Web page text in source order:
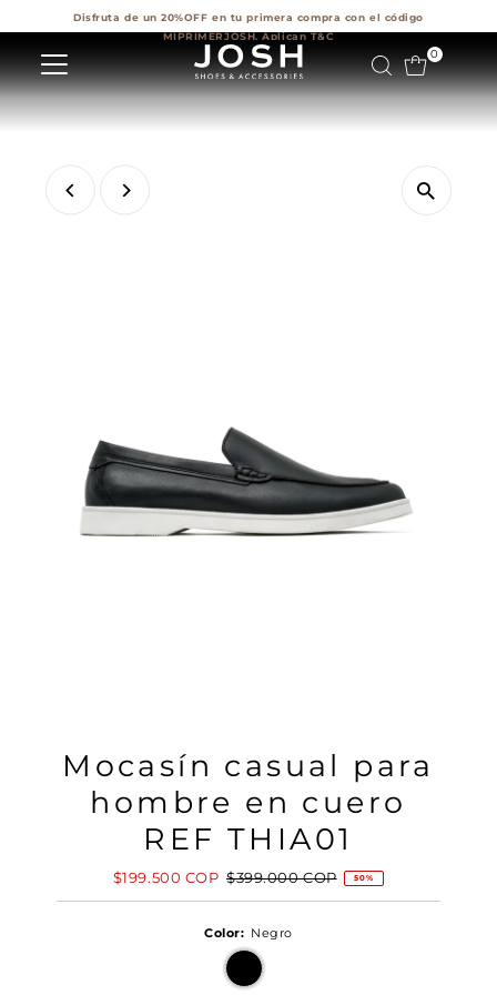
Disfruta de un 20%OFF en tu primera compra con el código
MIPRIMERJOSH. Aplican T&C
0
Mocasín casual para
hombre en cuero
REF THIA01
Precio
de
$199.500 COP Precio
normal
$399.000 COP 50%
Color: Negro